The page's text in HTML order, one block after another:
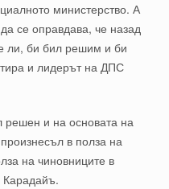
министерство. А
се оправдава, че назад
ли, би бил решим и би
и лидерът на ДПС
решен и на основата на
в полза на
на чиновниците в
Карадайъ.